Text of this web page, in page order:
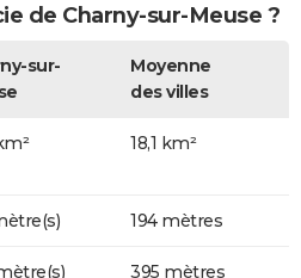
de Charny-sur-Meuse ?
sur-
Moyenne
des villes
18,1 km²
194 mètres
395 mètres